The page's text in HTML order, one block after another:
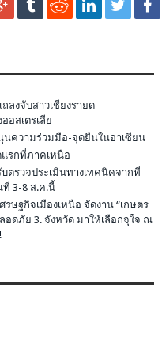
ลงจับสาวเชียงรายด
อสเตรเลีย
นความร่วมมือ-จุดยืนในอาเซียน
แรกที่ภาคเหนือ
ตรวจประเมินทางเทคนิคจากที่
3-8 ส.ค.นี้
ษฐกิจเมืองเหนือ จัดงาน “เกษตร
อดภัย 3. จังหวัด มาให้เลือกจุใจ ณ